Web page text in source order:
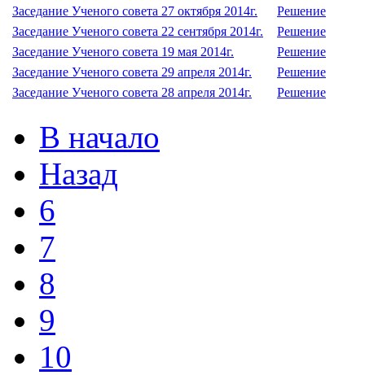
Заседание Ученого совета 27 октября 2014г.
Решение
Заседание Ученого совета 22 сентября 2014г.
Решение
Заседание Ученого совета 19 мая 2014г.
Решение
Заседание Ученого совета 29 апреля 2014г.
Решение
Заседание Ученого совета 28 апреля 2014г.
Решение
В начало
Назад
6
7
8
9
10